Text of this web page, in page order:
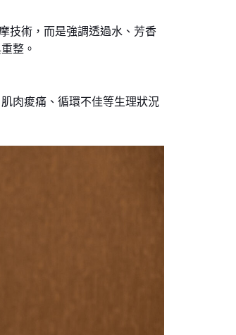
技術，而是強調透過水、芳香
整。
肉痠痛、循環不佳等生理狀況